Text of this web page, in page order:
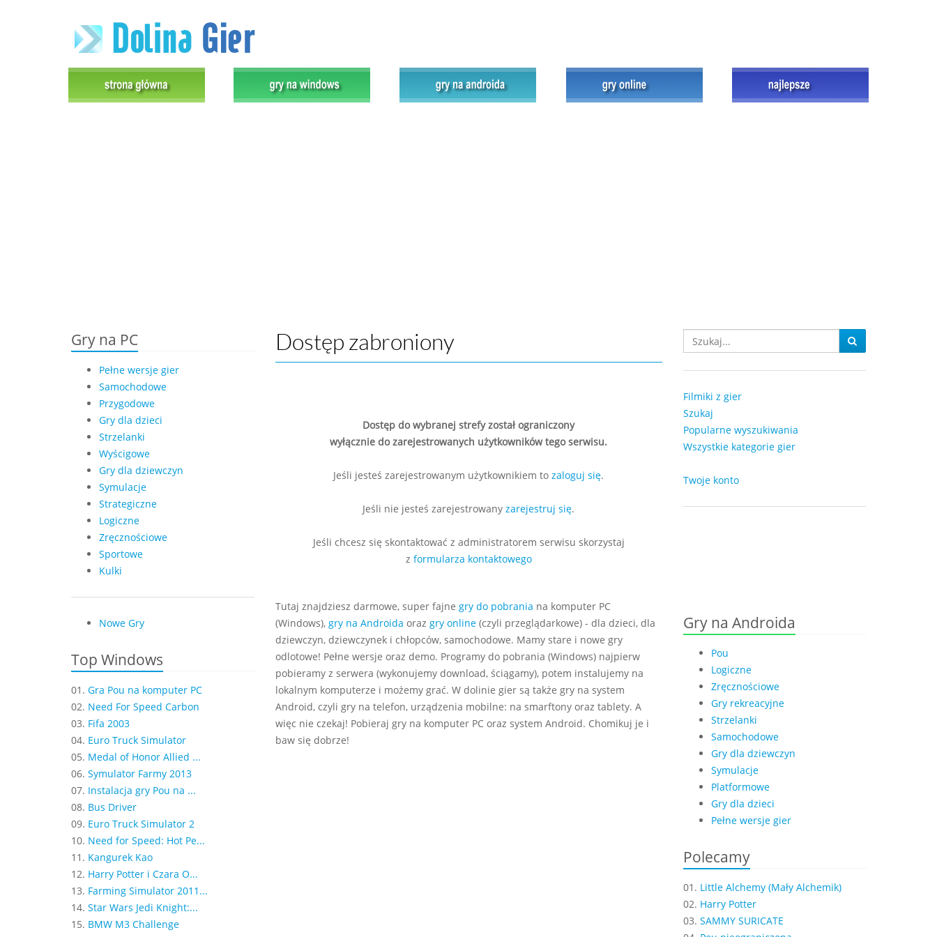
Gry na PC
Pełne wersje gier
Samochodowe
Przygodowe
Gry dla dzieci
Strzelanki
Wyścigowe
Gry dla dziewczyn
Symulacje
Strategiczne
Logiczne
Zręcznościowe
Sportowe
Kulki
Nowe Gry
Top Windows
01. Gra Pou na komputer PC
02. Need For Speed Carbon
03. Fifa 2003
04. Euro Truck Simulator
05. Medal of Honor Allied ...
06. Symulator Farmy 2013
07. Instalacja gry Pou na ...
08. Bus Driver
09. Euro Truck Simulator 2
10. Need for Speed: Hot Pe...
11. Kangurek Kao
12. Harry Potter i Czara O...
13. Farming Simulator 2011...
14. Star Wars Jedi Knight:...
15. BMW M3 Challenge
Dostęp zabroniony
Dostęp do wybranej strefy został ograniczony
wyłącznie do zarejestrowanych użytkowników tego serwisu.
Jeśli jesteś zarejestrowanym użytkownikiem to zaloguj się.
Jeśli nie jesteś zarejestrowany zarejestruj się.
Jeśli chcesz się skontaktować z administratorem serwisu skorzystaj
z formularza kontaktowego
Tutaj znajdziesz darmowe, super fajne gry do pobrania na komputer PC
(Windows), gry na Androida oraz gry online(czyli przeglądarkowe) - dla dzieci, dla
dziewczyn, dziewczynek i chłopców, samochodowe. Mamy stare i nowe gry
odlotowe! Pełne wersje oraz demo. Programy do pobrania (Windows) najpierw
pobieramy z serwera (wykonujemy download, ściągamy), potem instalujemy na
lokalnym komputerze i możemy grać. W dolinie gier są także gry na system
Android, czyli gry na telefon, urządzenia mobilne: na smarftony oraz tablety. A
więc nie czekaj! Pobieraj gry na komputer PC oraz system Android. Chomikuj je i
baw się dobrze!
Filmiki z gier
Szukaj
Popularne wyszukiwania
Wszystkie kategorie gier
Twoje konto
Gry na Androida
Pou
Logiczne
Zręcznościowe
Gry rekreacyjne
Strzelanki
Samochodowe
Gry dla dziewczyn
Symulacje
Platformowe
Gry dla dzieci
Pełne wersje gier
Polecamy
01. Little Alchemy (Mały Alchemik)
02. Harry Potter
03. SAMMY SURICATE